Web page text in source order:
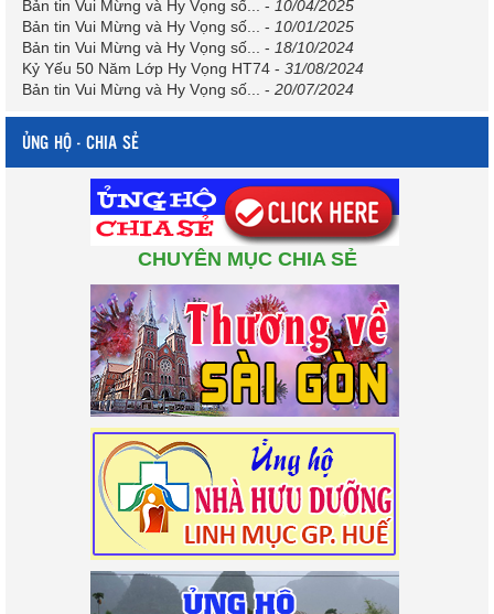
Bản tin Vui Mừng và Hy Vọng số... - 10/04/2025
Bản tin Vui Mừng và Hy Vọng số... - 10/01/2025
Bản tin Vui Mừng và Hy Vọng số... - 18/10/2024
Kỷ Yếu 50 Năm Lớp Hy Vọng HT74 - 31/08/2024
Bản tin Vui Mừng và Hy Vọng số... - 20/07/2024
ỦNG HỘ - CHIA SẺ
CHUYÊN MỤC CHIA SẺ